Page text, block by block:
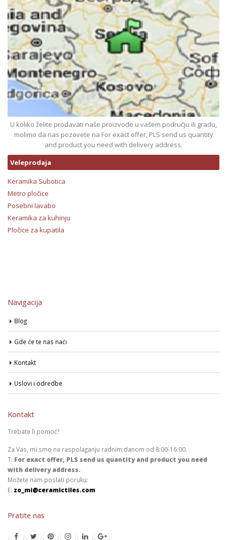
U koliko želite prodavati naše proizvode u vašem području ili gradu,
molimo da nas pozovete na For exact offer, PLS send us quantity
and product you need with delivery address.
Veleprodaja
Keramika Subotica
Metro pločice
Posebni lavabo
Keramika za kuhinju
Pločice za kupatila
Navigacija
Blog
Gde će te nas naći
Kontakt
Uslovi i odredbe
Kontakt
Trebate li pomoć?
Za Vas, mi smo na raspolaganju radnim danom od 8:00-16:00.
T: For exact offer, PLS send us quantity and product you need
with delivery address.
Možete nam poslati poruku:
E: zo_mi@ceramictiles.com
Pratite nas